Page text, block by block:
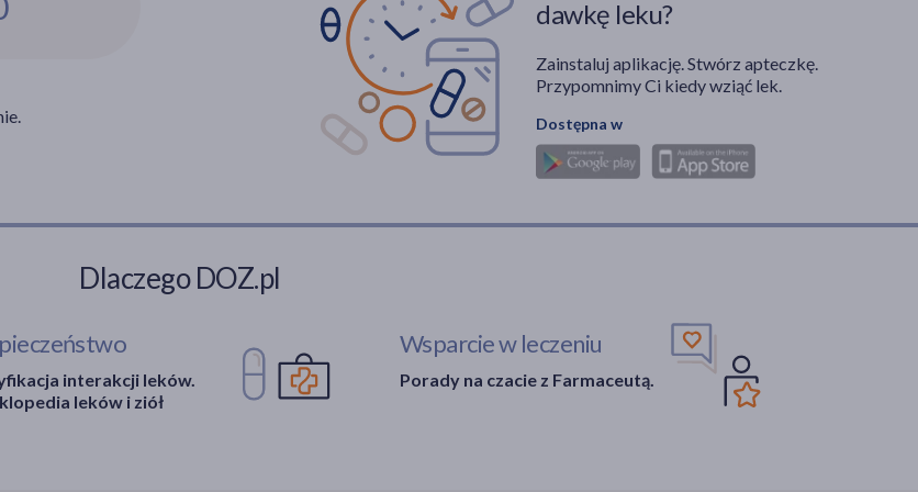
dawkę leku?
Zainstaluj aplikację. Stwórz apteczkę.
Przypomnimy Ci kiedy wziąć lek.
Dostępna w
Dlaczego DOZ.pl
interakcji leków.
leków i ziół
Wsparcie w leczeniu
Porady na czacie z Farmaceutą.